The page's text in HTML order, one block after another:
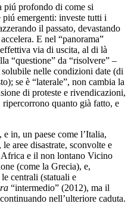
piú profondo di come si
piú emergenti: investe tutti i
il passato, devastando
E nel “panorama”
via di uscita, al di là
“questione” da “risolvere” –
solubile nelle condizioni date (di
se è “laterale”, non cambia la
di proteste e rivendicazioni,
quanto già fatto, e
in, un paese come l’Italia,
aree disastrate, sconvolte e
e il non lontano Vicino
(come la Grecia), e,
centrali (statuali e
“intermedio” (2012), ma il
nell’ulteriore caduta.